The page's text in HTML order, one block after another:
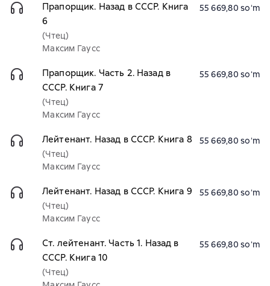
Прапорщик. Назад в СССР. Книга
6
(Чтец)
Максим Гаусс
55 669,80 soʻm
Прапорщик. Часть 2. Назад в
СССР. Книга 7
(Чтец)
Максим Гаусс
55 669,80 soʻm
Лейтенант. Назад в СССР. Книга 8
(Чтец)
Максим Гаусс
55 669,80 soʻm
Лейтенант. Назад в СССР. Книга 9
(Чтец)
Максим Гаусс
55 669,80 soʻm
Ст. лейтенант. Часть 1. Назад в
СССР. Книга 10
(Чтец)
55 669,80 soʻm